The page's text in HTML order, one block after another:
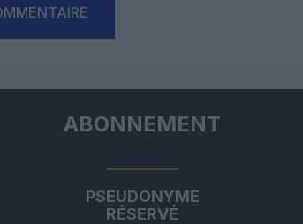
ABONNEMENT
PSEUDONYME
RÉSERVÉ